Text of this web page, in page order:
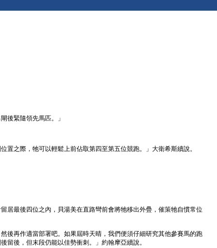
後緊隨領先馬匹。」
置之際，牠可以輕鬆上前佔取第四至第五位競跑。」大衛希斯續說。
居最後四位之內，貝湯美在直路彎前會將牠移出外疊，催策牠自慣常位
後再作適當部署吧。如果屆時天晴，我們便須仔細研究其他參賽馬的跑
留後，但末段仍能以佳勢衝刺。」約翰摩亞續說。